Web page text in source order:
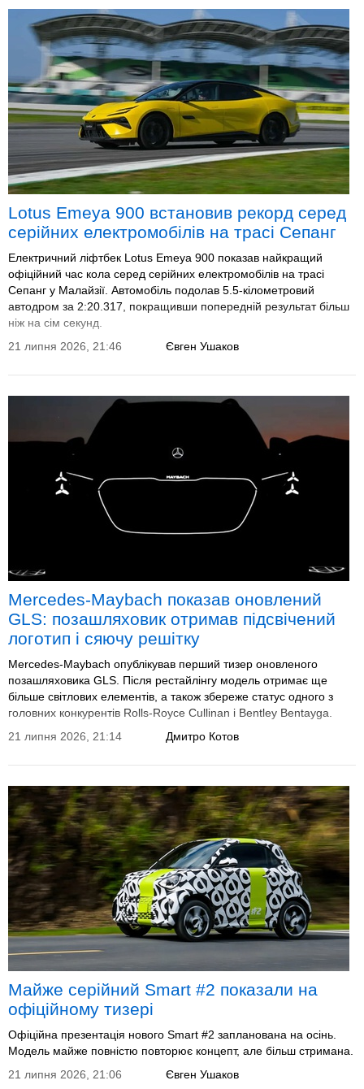
Lotus Emeya 900 встановив рекорд серед
серійних електромобілів на трасі Сепанг
Електричний ліфтбек Lotus Emeya 900 показав найкращий
офіційний час кола серед серійних електромобілів на трасі
Сепанг у Малайзії. Автомобіль подолав 5.5-кілометровий
автодром за 2:20.317, покращивши попередній результат більш
ніж на сім секунд.
Євген Ушаков
21 липня 2026, 21:46
Mercedes-Maybach показав оновлений
GLS: позашляховик отримав підсвічений
логотип і сяючу решітку
Mercedes-Maybach опублікував перший тизер оновленого
позашляховика GLS. Після рестайлінгу модель отримає ще
більше світлових елементів, а також збереже статус одного з
головних конкурентів Rolls-Royce Cullinan і Bentley Bentayga.
Дмитро Котов
21 липня 2026, 21:14
Майже серійний Smart #2 показали на
офіційному тизері
Офіційна презентація нового Smart #2 запланована на осінь.
Модель майже повністю повторює концепт, але більш стримана.
Євген Ушаков
21 липня 2026, 21:06